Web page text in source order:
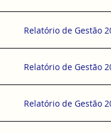
Relatório de Gestão
Relatório de Gestão
Relatório de Gestão